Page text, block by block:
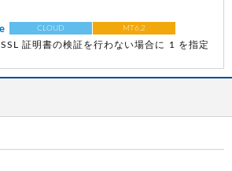
CLOUD MT6.2
証明書の検証を行わない場合に 1 を指定